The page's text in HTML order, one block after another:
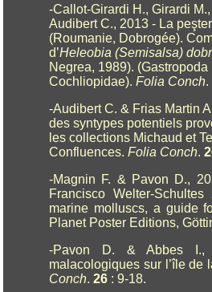
-Callot-Girardi H., Girardi
Audibert C., 2013 - La
(Roumanie, Dobrogée).
d’Heleobia (Semisalsa)
Negrea, 1989). (Gastropoda
Cochliopidae).Folia Conch.
-Audibert C. & Frias Martin
des syntypes potentiels
les collections Michaud et
Confluences.Folia Conch.
-Magnin F. & Pavon D.,
Francisco Welter-
marine molluscs, a guide
Planet Poster Editions,
-Pavon D. & Abbes I.,
malacologiques sur l’île de
Conch.26 : 9-18.